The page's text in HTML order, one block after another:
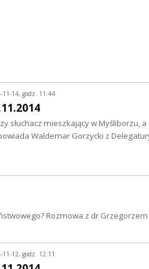
11-14, godz. 11:44
słuchacz mieszkający w Myśliborzu,
Waldemar Gorzycki z
Rozmowa z dr
11-12, godz. 12:11